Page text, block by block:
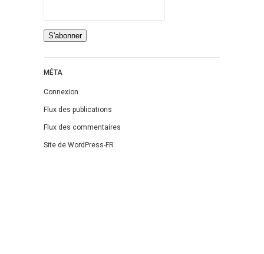
MÉTA
Connexion
Flux des publications
Flux des commentaires
Site de WordPress-FR